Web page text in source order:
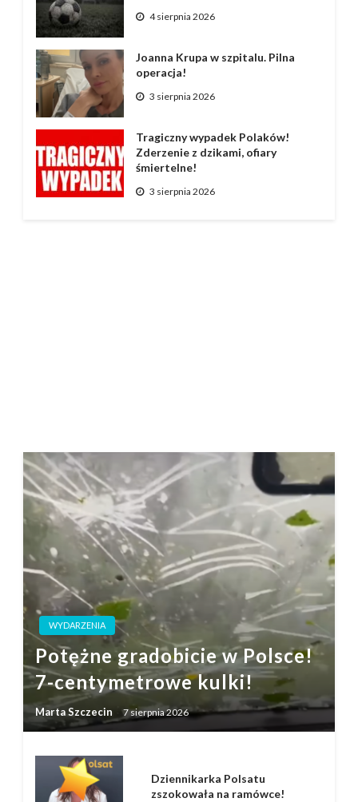
4 sierpnia 2026
Joanna Krupa w szpitalu. Pilna
operacja!
3 sierpnia 2026
Tragiczny wypadek Polaków!
Zderzenie z dzikami, ofiary
śmiertelne!
3 sierpnia 2026
WYDARZENIA
Potężne gradobicie w Polsce!
7-centymetrowe kulki!
Marta Szczecin 7 sierpnia 2026
Dziennikarka Polsatu
zszokowała na ramówce!